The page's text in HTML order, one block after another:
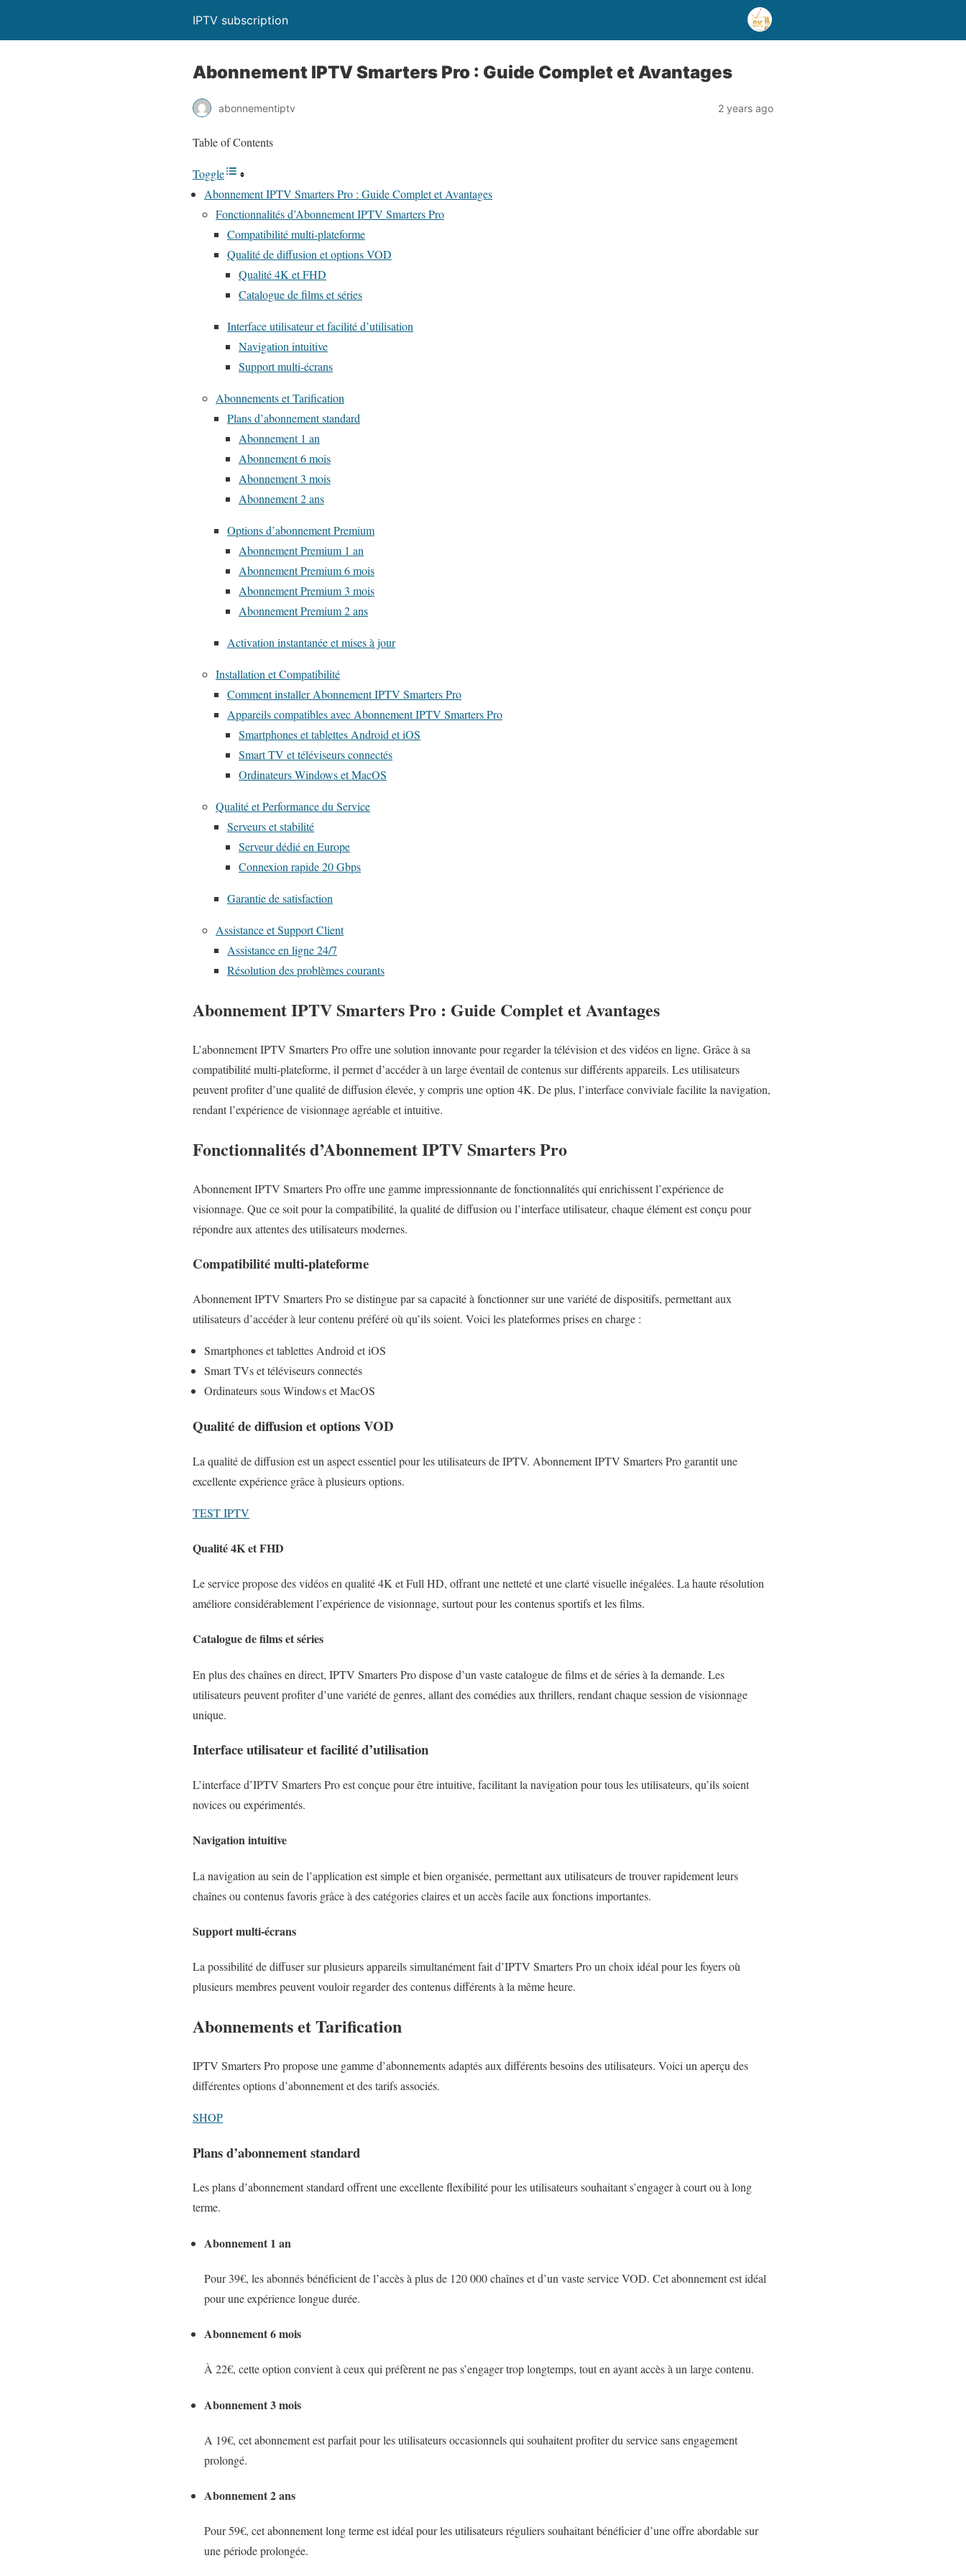
IPTV subscription
Abonnement IPTV Smarters Pro : Guide Complet et Avantages
abonnementiptv 2 years ago
Table of Contents
Toggle
Abonnement IPTV Smarters Pro : Guide Complet et Avantages
Fonctionnalités d’Abonnement IPTV Smarters Pro
Compatibilité multi-plateforme
Qualité de diffusion et options VOD
Qualité 4K et FHD
Catalogue de films et séries
Interface utilisateur et facilité d’utilisation
Navigation intuitive
Support multi-écrans
Abonnements et Tarification
Plans d’abonnement standard
Abonnement 1 an
Abonnement 6 mois
Abonnement 3 mois
Abonnement 2 ans
Options d’abonnement Premium
Abonnement Premium 1 an
Abonnement Premium 6 mois
Abonnement Premium 3 mois
Abonnement Premium 2 ans
Activation instantanée et mises à jour
Installation et Compatibilité
Comment installer Abonnement IPTV Smarters Pro
Appareils compatibles avec Abonnement IPTV Smarters Pro
Smartphones et tablettes Android et iOS
Smart TV et téléviseurs connectés
Ordinateurs Windows et MacOS
Qualité et Performance du Service
Serveurs et stabilité
Serveur dédié en Europe
Connexion rapide 20 Gbps
Garantie de satisfaction
Assistance et Support Client
Assistance en ligne 24/7
Résolution des problèmes courants
Abonnement IPTV Smarters Pro : Guide Complet et Avantages
L’abonnement IPTV Smarters Pro offre une solution innovante pour regarder la télévision et des vidéos en ligne. Grâce à sa
compatibilité multi-plateforme, il permet d’accéder à un large éventail de contenus sur différents appareils. Les utilisateurs
peuvent profiter d’une qualité de diffusion élevée, y compris une option 4K. De plus, l’interface conviviale facilite la navigation,
rendant l’expérience de visionnage agréable et intuitive.
Fonctionnalités d’Abonnement IPTV Smarters Pro
Abonnement IPTV Smarters Pro offre une gamme impressionnante de fonctionnalités qui enrichissent l’expérience de
visionnage. Que ce soit pour la compatibilité, la qualité de diffusion ou l’interface utilisateur, chaque élément est conçu pour
répondre aux attentes des utilisateurs modernes.
Compatibilité multi-plateforme
Abonnement IPTV Smarters Pro se distingue par sa capacité à fonctionner sur une variété de dispositifs, permettant aux
utilisateurs d’accéder à leur contenu préféré où qu’ils soient. Voici les plateformes prises en charge :
Smartphones et tablettes Android et iOS
Smart TVs et téléviseurs connectés
Ordinateurs sous Windows et MacOS
Qualité de diffusion et options VOD
La qualité de diffusion est un aspect essentiel pour les utilisateurs de IPTV. Abonnement IPTV Smarters Pro garantit une
excellente expérience grâce à plusieurs options.
TEST IPTV
Qualité 4K et FHD
Le service propose des vidéos en qualité 4K et Full HD, offrant une netteté et une clarté visuelle inégalées. La haute résolution
améliore considérablement l’expérience de visionnage, surtout pour les contenus sportifs et les films.
Catalogue de films et séries
En plus des chaînes en direct, IPTV Smarters Pro dispose d’un vaste catalogue de films et de séries à la demande. Les
utilisateurs peuvent profiter d’une variété de genres, allant des comédies aux thrillers, rendant chaque session de visionnage
unique.
Interface utilisateur et facilité d’utilisation
L’interface d’IPTV Smarters Pro est conçue pour être intuitive, facilitant la navigation pour tous les utilisateurs, qu’ils soient
novices ou expérimentés.
Navigation intuitive
La navigation au sein de l’application est simple et bien organisée, permettant aux utilisateurs de trouver rapidement leurs
chaînes ou contenus favoris grâce à des catégories claires et un accès facile aux fonctions importantes.
Support multi-écrans
La possibilité de diffuser sur plusieurs appareils simultanément fait d’IPTV Smarters Pro un choix idéal pour les foyers où
plusieurs membres peuvent vouloir regarder des contenus différents à la même heure.
Abonnements et Tarification
IPTV Smarters Pro propose une gamme d’abonnements adaptés aux différents besoins des utilisateurs. Voici un aperçu des
différentes options d’abonnement et des tarifs associés.
SHOP
Plans d’abonnement standard
Les plans d’abonnement standard offrent une excellente flexibilité pour les utilisateurs souhaitant s’engager à court ou à long
terme.
Abonnement 1 an
Pour 39€, les abonnés bénéficient de l’accès à plus de 120 000 chaînes et d’un vaste service VOD. Cet abonnement est idéal
pour une expérience longue durée.
Abonnement 6 mois
À 22€, cette option convient à ceux qui préfèrent ne pas s’engager trop longtemps, tout en ayant accès à un large contenu.
Abonnement 3 mois
A 19€, cet abonnement est parfait pour les utilisateurs occasionnels qui souhaitent profiter du service sans engagement
prolongé.
Abonnement 2 ans
Pour 59€, cet abonnement long terme est idéal pour les utilisateurs réguliers souhaitant bénéficier d’une offre abordable sur
une période prolongée.